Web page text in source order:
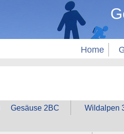
Home
Gesäuse 2BC Wildalpen